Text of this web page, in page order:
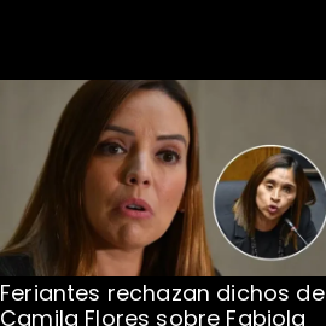
Feriantes rechazan dichos de
Camila Flores sobre Fabiola